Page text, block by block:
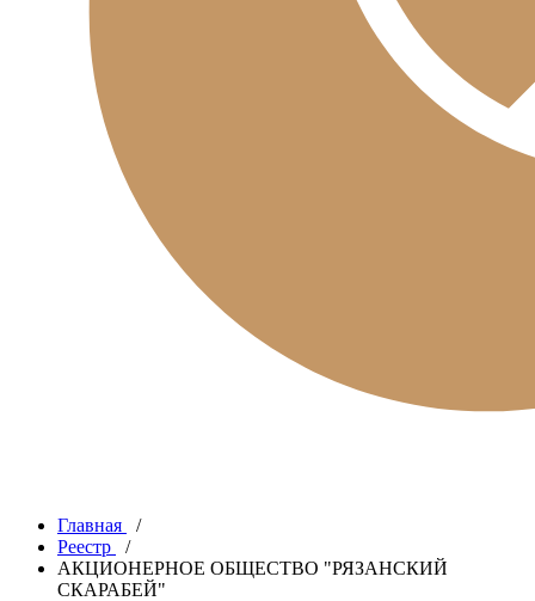
Главная
/
Реестр
/
АКЦИОНЕРНОЕ ОБЩЕСТВО "РЯЗАНСКИЙ
СКАРАБЕЙ"